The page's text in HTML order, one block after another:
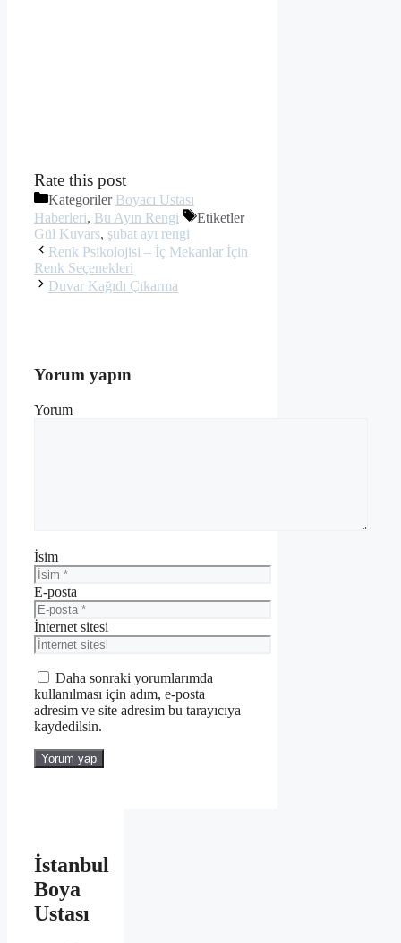
Rate this post
Kategoriler Boyacı Ustası
Haberleri, Bu Ayın Rengi
Etiketler
Gül Kuvars, şubat ayı rengi
Renk Psikolojisi – İç Mekanlar İçin
Renk Seçenekleri
Duvar Kağıdı Çıkarma
Yorum yapın
Yorum
İsim
E-posta
İnternet sitesi
Daha sonraki yorumlarımda
kullanılması için adım, e-posta
adresim ve site adresim bu tarayıcıya
kaydedilsin.
İstanbul
Boya
Ustası